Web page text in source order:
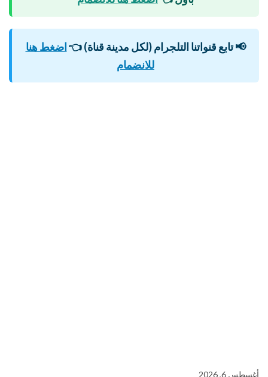
📢 تابع قنواتنا التلجرام (لكل مدينة قناة)👈اضغط هنا
للانضمام
أغسطس 6, 2026